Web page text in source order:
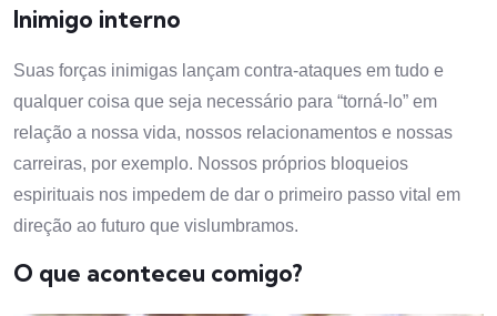
Inimigo interno
Suas forças inimigas lançam contra-ataques em tudo e
qualquer coisa que seja necessário para “torná-lo” em
relação a nossa vida, nossos relacionamentos e nossas
carreiras, por exemplo. Nossos próprios bloqueios
espirituais nos impedem de dar o primeiro passo vital em
direção ao futuro que vislumbramos.
O que aconteceu comigo?